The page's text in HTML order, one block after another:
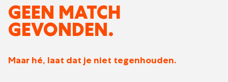
GEEN MATCH
GEVONDEN.
Maar hé, laat dat je niet tegenhouden.